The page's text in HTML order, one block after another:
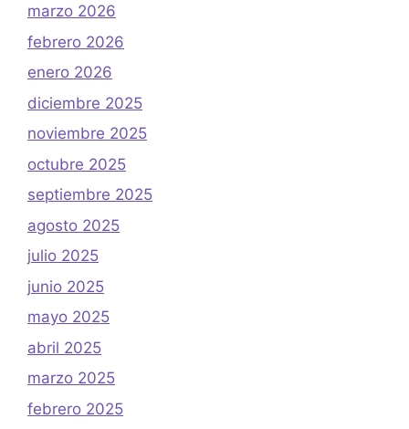
marzo 2026
febrero 2026
enero 2026
diciembre 2025
noviembre 2025
octubre 2025
septiembre 2025
agosto 2025
julio 2025
junio 2025
mayo 2025
abril 2025
marzo 2025
febrero 2025